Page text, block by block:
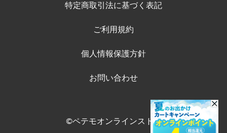
特定商取引法に基づく表記
ご利用規約
個人情報保護方針
お問い合わせ
©ペテモオンラインストア